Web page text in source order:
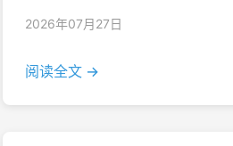
2026年07月27日
阅读全文 →